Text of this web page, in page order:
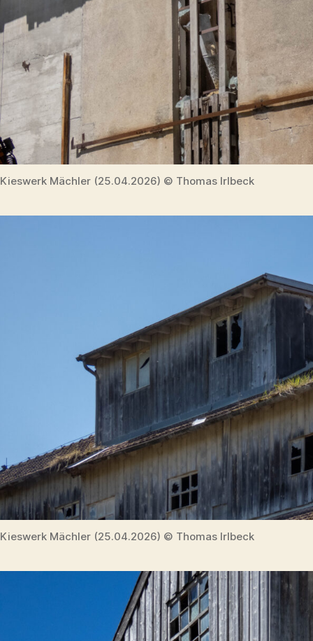
Kieswerk Mächler (25.04.2026) © Thomas Irlbeck
Kieswerk Mächler (25.04.2026) © Thomas Irlbeck